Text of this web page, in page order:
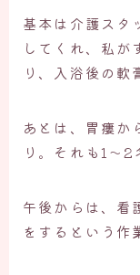
基本は介護スタ
してくれ、私が
り、入浴後の軟
あとは、胃瘻か
り。それも1〜2
午後からは、看
をするという作